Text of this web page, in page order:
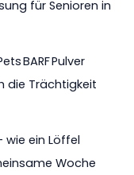
für Senioren in
BARF Pulver
die Trächtigkeit
ein Löffel
Woche